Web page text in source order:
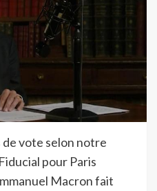
vote selon notre
pour Paris
Macron fait